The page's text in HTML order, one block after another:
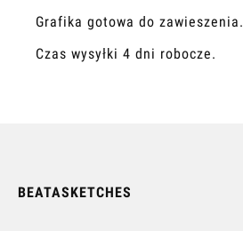
Grafika gotowa do zawieszenia.
Czas wysyłki 4 dni robocze.
BEATASKETCHES